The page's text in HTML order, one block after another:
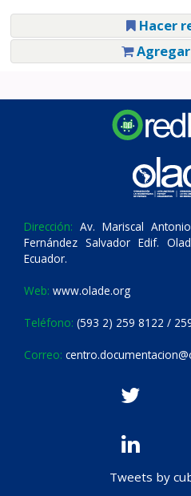
Hacer
Dirección: Av. Mariscal
Fernández Salvador Edif.
Ecuador.
Web: www.olade.org
Teléfono: (593 2) 259 8122 /
Correo:
Tweets by